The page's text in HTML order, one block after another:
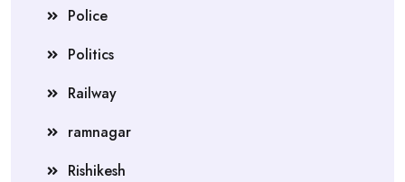
Police
Politics
Railway
ramnagar
Rishikesh